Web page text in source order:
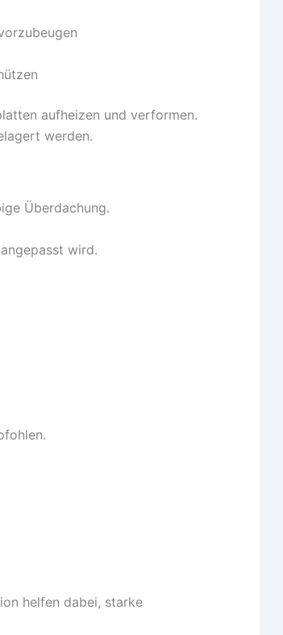
aufheizen und verformen.
werden.
Überdachung.
angepasst wird.
helfen dabei, starke